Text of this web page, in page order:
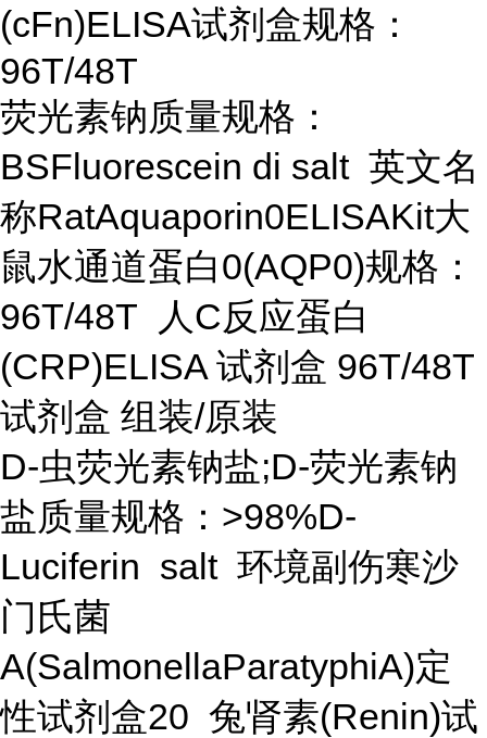
(cFn)ELISA试剂盒规格：
96T/48T
荧光素钠质量规格：
BSFluorescein di salt 英文名
称RatAquaporin0ELISAKit大
鼠水通道蛋白0(AQP0)规格：
96T/48T 人C反应蛋白
(CRP)ELISA 试剂盒 96T/48T
试剂盒 组装/原装
D-虫荧光素钠盐;D-荧光素钠
盐质量规格：>98%D-
Luciferin salt 环境副伤寒沙
门氏菌
A(SalmonellaParatyphiA)定
性试剂盒20 兔肾素(Renin)试